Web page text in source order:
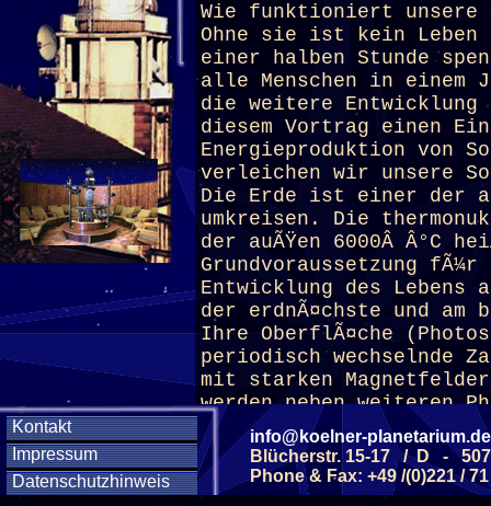
Kontakt
Impressum
Datenschutzhinweis
Wie funktioniert unsere
Ohne sie ist kein
einer halben Stunde
alle Menschen in einem
die weitere
diesem Vortrag einen
Energieproduktion von
verleichen wir unsere
Die Erde ist einer der
umkreisen. Die
der auÃŸen 6000Â Â°C
Grundvoraussetzung
Entwicklung des
der erdnÃ¤chste und
Ihre OberflÃ¤che
periodisch wechselnde
mit starken
werden neben weiteren
SonnenaktivitÃ¤t
(ab 12 J.)
info@koelner-planetarium.de
Blücherstr. 15-17 / D -
Phone & Fax: +49 /(0)221 /